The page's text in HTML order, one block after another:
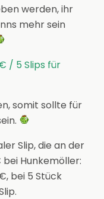
werden, ihr
mehr sein
/ 5 Slips für
somit sollte für
Slip, die an der
Hunkemöller:
bei 5 Stück